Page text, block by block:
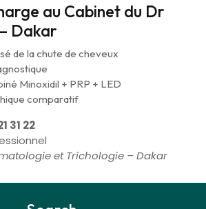
au Cabinet du Dr
Dakar
de la chute de cheveux
Minoxidil + PRP + LED
comparatif
31 22
et Trichologie – Dakar